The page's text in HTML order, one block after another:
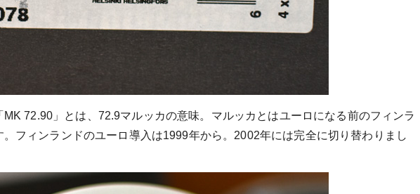
72.90」とは、72.9マルッカの意味。マルッカとはユーロになる前のフィンラ
。フィンランドのユーロ導入は1999年から。2002年には完全に切り替わりまし